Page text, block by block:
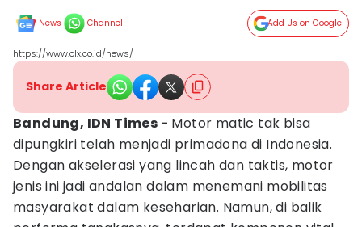
News Channel Add Us on Google
https://www.olx.co.id/news/
Share Article
Bandung, IDN Times - Motor matic tak bisa
dipungkiri telah menjadi primadona di Indonesia.
Dengan akselerasi yang lincah dan taktis, motor
jenis ini jadi andalan dalam menemani mobilitas
masyarakat dalam keseharian. Namun, di balik